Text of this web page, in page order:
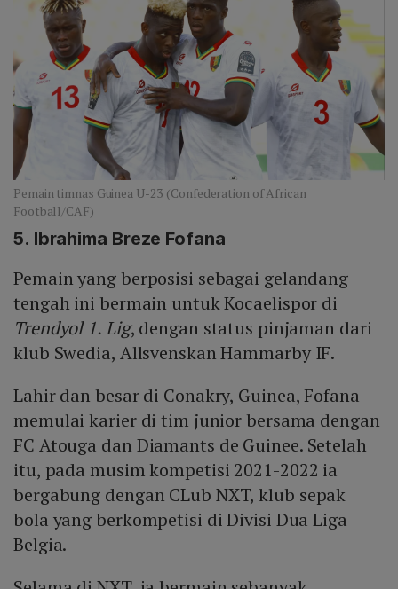
Pemain timnas Guinea U-23. (Confederation of African
Football/CAF)
5. Ibrahima Breze Fofana
Pemain yang berposisi sebagai gelandang
tengah ini bermain untuk Kocaelispor di
Trendyol 1. Lig, dengan status pinjaman dari
klub Swedia, Allsvenskan Hammarby IF.
Lahir dan besar di Conakry, Guinea, Fofana
memulai karier di tim junior bersama dengan
FC Atouga dan Diamants de Guinee. Setelah
itu, pada musim kompetisi 2021-2022 ia
bergabung dengan CLub NXT, klub sepak
bola yang berkompetisi di Divisi Dua Liga
Belgia.